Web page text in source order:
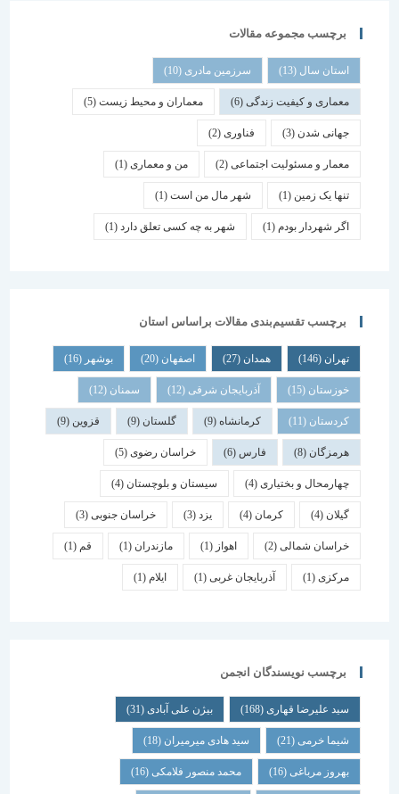
برچسب مجموعه مقالات
استان سال(13) سرزمین مادری(10)
معماری و کیفیت زندگی(6) معماران و محیط زیست(5)
جهانی شدن(3) فناوری (2)
معمار و مسئولیت اجتماعی (2) من و معماری (1)
تنها یک زمین(1) شهر مال من است(1)
اگر شهردار بودم (1) شهر به چه کسی تعلق دارد(1)
برچسب تقسیم‌بندی مقالات براساس استان
همدان اصفهان (20) بوشهر
خوزستان(15) آذربایجان شرقی(12) سمنان (12)
کردستان(11) کرمانشاه(9) گلستان (9) قزوین
هرمزگان(8) فارس خراسان رضوی(5)
چهارمحال و بختیاری (4) سیستان و بلوچستان(4)
کرمان یزد خراسان جنوبی(3)
خراسان شمالی(2) اهواز مازندران(1) قم
(1) آذربایجان غربی(1) ایلام
برچسب نویسندگان انجمن
سید علیرضا قهاری(168) بیژن علی آبادی(31)
شیما خرمی(21) سید هادی میرمیران(18)
بهروز مرباغی (16) محمد منصور فلامکی (16)